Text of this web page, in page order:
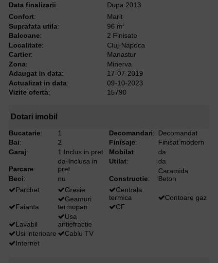
Data finalizarii:
Dupa 2013
Confort:
Marit
Suprafata utila: 96 m2
Balcoane:
2 Finisate
Localitate:
Cluj-Napoca
Cartier:
Manastur
Zona:
Minerva
Adaugat in data:
17-07-2019
Actualizat in data:
09-10-2023
Vizite oferta: 15790
Dotari imobil
Bucatarie:
1
Bai:
2
Garaj: 1 Inclus in pret
Parcare:
da-Inclusa in
pret
Beci: nu
Decomandari: Decomandat
Finisaje:
Finisat modern
Mobilat:
da
Utilat: da
Constructie:
Caramida
Beton
Parchet
Gresie
Faianta
Geamuri
termopan
Lavabil
Usa
antiefractie
Usi interioare
Cablu TV
Internet
Centrala
termica
Contoare gaz
CF